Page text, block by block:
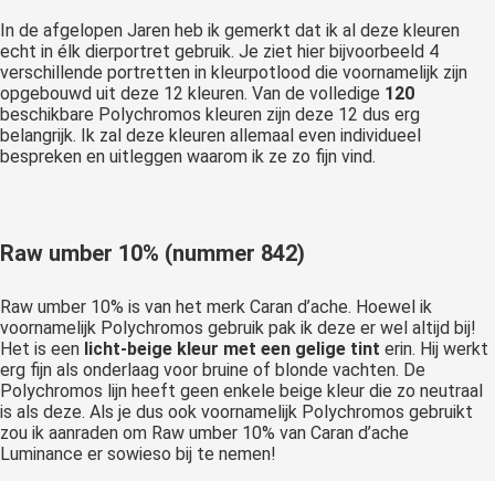
In de afgelopen Jaren heb ik gemerkt dat ik al deze kleuren
echt in élk dierportret gebruik. Je ziet hier bijvoorbeeld 4
verschillende portretten in kleurpotlood die voornamelijk zijn
opgebouwd uit deze 12 kleuren. Van de volledige 120
beschikbare Polychromos kleuren zijn deze 12 dus erg
belangrijk. Ik zal deze kleuren allemaal even individueel
bespreken en uitleggen waarom ik ze zo fijn vind.
Raw umber 10% (nummer 842)
Raw umber 10% is van het merk Caran d’ache. Hoewel ik
voornamelijk Polychromos gebruik pak ik deze er wel altijd bij!
Het is een licht-beige kleur met een gelige tint erin. Hij werkt
erg fijn als onderlaag voor bruine of blonde vachten. De
Polychromos lijn heeft geen enkele beige kleur die zo neutraal
is als deze. Als je dus ook voornamelijk Polychromos gebruikt
zou ik aanraden om Raw umber 10% van Caran d’ache
Luminance er sowieso bij te nemen!